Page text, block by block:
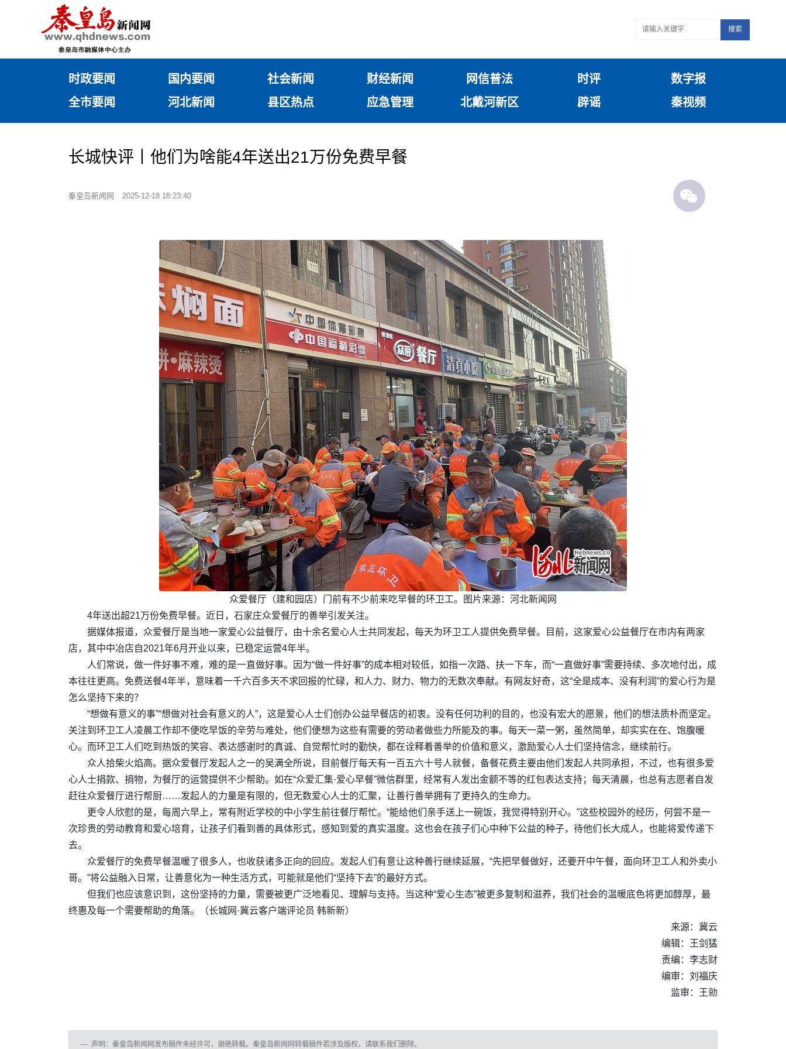
搜索
时政要闻 国内要闻 社会新闻 财经新闻 网信普法 时评
数字报
全市要闻
河北新闻 县区热点 应急管理 北戴河新区 辟谣 秦视频
长城快评丨他们为啥能4年送出21万份免费早餐
秦皇岛新闻网 2025-12-18 18:23:40
众爱餐厅（建和园店）门前有不少前来吃早餐的环卫工。图片来源：河北新闻网
4年送出超21万份免费早餐。近日，石家庄众爱餐厅的善举引发关注。
据媒体报道，众爱餐厅是当地一家爱心公益餐厅，由十余名爱心人士共同发起，每天为环卫工人提供免费早餐。目前，这家爱心公益餐厅在市内有两家
店，其中中冶店自2021年6月开业以来，已稳定运营4年半。
人们常说，做一件好事不难，难的是一直做好事。因为“做一件好事”的成本相对较低，如指一次路、扶一下车，而“一直做好事”需要持续、多次地付出，成
本往往更高。免费送餐4年半，意味着一千六百多天不求回报的忙碌，和人力、财力、物力的无数次奉献。有网友好奇，这“全是成本、没有利润”的爱心行为是
怎么坚持下来的？
“想做有意义的事”“想做对社会有意义的人”，这是爱心人士们创办公益早餐店的初衷。没有任何功利的目的，也没有宏大的愿景，他们的想法质朴而坚定。
关注到环卫工人凌晨工作却不便吃早饭的辛劳与难处，他们便想为这些有需要的劳动者做些力所能及的事。每天一菜一粥，虽然简单，却实实在在、饱腹暖
心。而环卫工人们吃到热饭的笑容、表达感谢时的真诚、自觉帮忙时的勤快，都在诠释着善举的价值和意义，激励爱心人士们坚持信念，继续前行。
众人拾柴火焰高。据众爱餐厅发起人之一的吴满全所说，目前餐厅每天有一百五六十号人就餐，备餐花费主要由他们发起人共同承担，不过，也有很多爱
心人士捐款、捐物，为餐厅的运营提供不少帮助。如在“众爱汇集·爱心早餐”微信群里，经常有人发出金额不等的红包表达支持；每天清晨，也总有志愿者自发
赶往众爱餐厅进行帮厨……发起人的力量是有限的，但无数爱心人士的汇聚，让善行善举拥有了更持久的生命力。
更令人欣慰的是，每周六早上，常有附近学校的中小学生前往餐厅帮忙。“能给他们亲手送上一碗饭，我觉得特别开心。”这些校园外的经历，何尝不是一
次珍贵的劳动教育和爱心培育，让孩子们看到善的具体形式，感知到爱的真实温度。这也会在孩子们心中种下公益的种子，待他们长大成人，也能将爱传递下
去。
众爱餐厅的免费早餐温暖了很多人，也收获诸多正向的回应。发起人们有意让这种善行继续延展，“先把早餐做好，还要开中午餐，面向环卫工人和外卖小
哥。”将公益融入日常，让善意化为一种生活方式，可能就是他们“坚持下去”的最好方式。
但我们也应该意识到，这份坚持的力量，需要被更广泛地看见、理解与支持。当这种“爱心生态”被更多复制和滋养，我们社会的温暖底色将更加醇厚，最
终惠及每一个需要帮助的角落。（长城网·冀云客户端评论员 韩新新）
来源：冀云
编辑：王剑猛
责编：李志财
编审：刘福庆
监审：王勍
声明：秦皇岛新闻网发布稿件未经许可，谢绝转载。秦皇岛新闻网转载稿件若涉及版权，请联系我们删除。